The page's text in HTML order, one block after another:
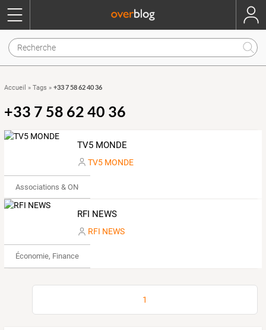
Accueil » Tags » +33 7 58 62 40 36
+33 7 58 62 40 36
TV5 MONDE
TV5 MONDE
Associations & ONG
RFI NEWS
RFI NEWS
Économie, Finance & Droit
1